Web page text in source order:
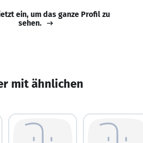
ein, um das ganze Profil zu
sehen.
mit ähnlichen